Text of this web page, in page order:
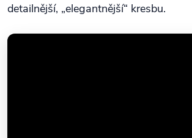
detailnější, „elegantnější“ kresbu.